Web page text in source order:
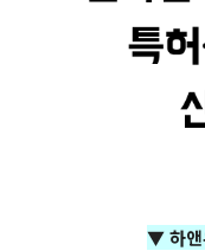
▼ 하앤